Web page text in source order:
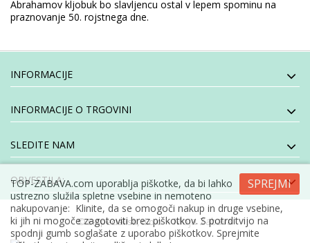
Abrahamov kljobuk bo slavljencu ostal v lepem spominu na
praznovanje 50. rojstnega dne.
INFORMACIJE
INFORMACIJE O TRGOVINI
SLEDITE NAM
OBVESTILA:
© E-specialisti, d.o.o- Moja Zabava
SPREJMI
TOP-ZABAVA.com uporablja piškotke, da bi lahko
ustrezno služila spletne vsebine in nemoteno
nakupovanje: Klinite, da se omogoči nakup in druge vsebine,
ki jih ni mogoče zagotoviti brez piškotkov. S potrditvijo na
spodnji gumb soglašate z uporabo piškotkov. Sprejmite